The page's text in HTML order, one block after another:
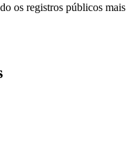
os registros públicos mais